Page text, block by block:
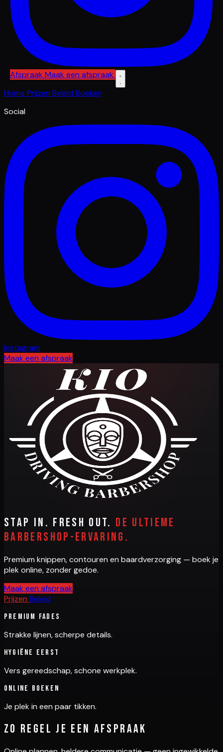
Afspraak Maak een afspraak
Home Prijzen Beleid Boeken
Social
Instagram
Maak een afspraak
Stap in. Fresh out. De ultieme
barbershop-ervaring.
Premium knippen, contouren en baardverzorging — boek je
plek online, zonder gedoe.
Maak een afspraak
Prijzen Beleid
Premium fades
Strakke lijnen, scherpe details.
Hygiëne eerst
Vers gereedschap, schone werkplek.
Online boeken
Je plek in een paar tikken.
Zo regel je een afspraak